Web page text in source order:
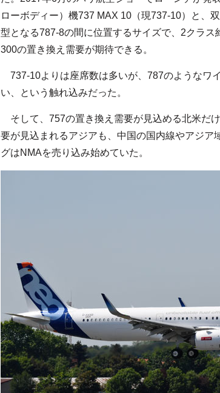
ローボディー）機737 MAX 10（現737-10）と、
型となる787-8の間に位置するサイズで、2クラ
300の置き換え需要が期待できる。
737-10よりは座席数は多いが、787のようなワ
い、という触れ込みだった。
そして、757の置き換え需要が見込める北米だ
要が見込まれるアジアも、中国の国内線やアジア
グはNMAを売り込み始めていた。